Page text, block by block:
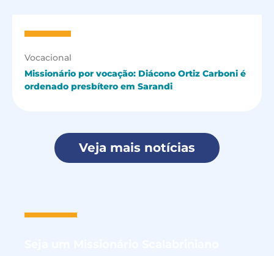
Vocacional
Missionário por vocação: Diácono Ortiz Carboni é
ordenado presbítero em Sarandi
Veja mais notícias